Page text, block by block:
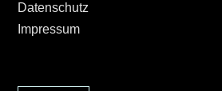
Datenschutz
Impressum